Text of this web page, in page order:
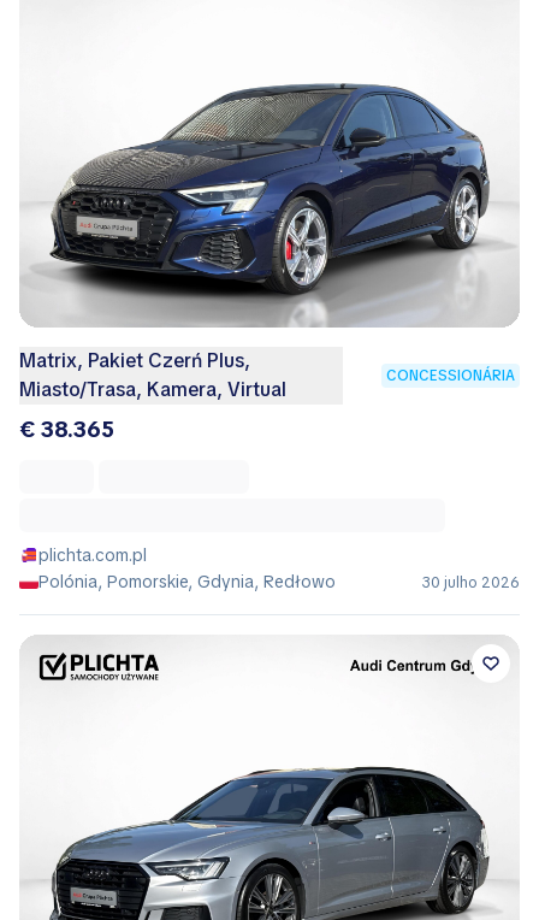
Matrix, Pakiet Czerń Plus,
Miasto/Trasa, Kamera, Virtual
CONCESSIONÁRIA
€ 38.365
plichta.com.pl
Polónia, Pomorskie, Gdynia, Redłowo
30 julho 2026